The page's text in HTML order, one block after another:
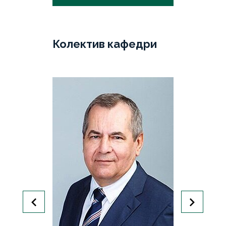
Колектив кафедри